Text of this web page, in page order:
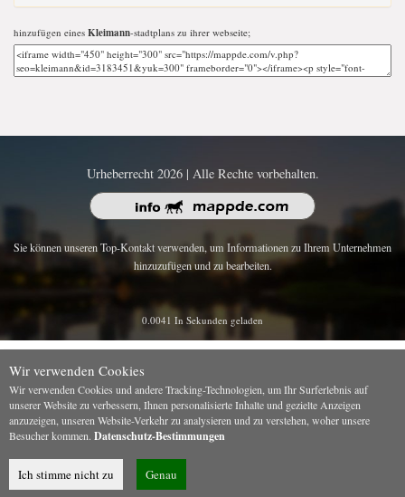
hinzufügen eines Kleimann-stadtplans zu ihrer webseite;
Urheberrecht 2026 | Alle Rechte vorbehalten.
Sie können unseren Top-Kontakt verwenden, um Informationen zu Ihrem Unternehmen
hinzuzufügen und zu bearbeiten.
0.0041 In Sekunden geladen
Wir verwenden Cookies
Wir verwenden Cookies und andere Tracking-Technologien, um Ihr Surferlebnis auf
unserer Website zu verbessern, Ihnen personalisierte Inhalte und gezielte Anzeigen
anzuzeigen, unseren Website-Verkehr zu analysieren und zu verstehen, woher unsere
Besucher kommen. Datenschutz-Bestimmungen
Ich stimme nicht zu Genau